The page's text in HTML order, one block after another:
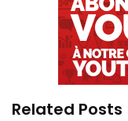
Related Posts